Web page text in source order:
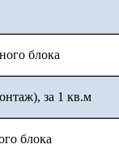
блока
за 1 кв.м
блока